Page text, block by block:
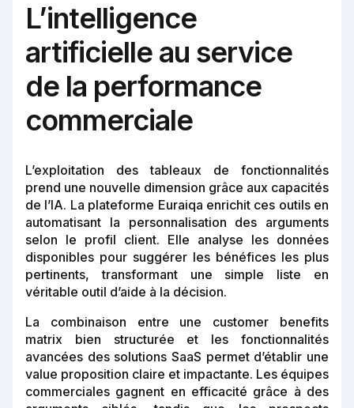
L’intelligence
artificielle au service
de la performance
commerciale
L’exploitation des tableaux de fonctionnalités
prend une nouvelle dimension grâce aux capacités
de l’IA. La plateforme Euraiqa enrichit ces outils en
automatisant la personnalisation des arguments
selon le profil client. Elle analyse les données
disponibles pour suggérer les bénéfices les plus
pertinents, transformant une simple liste en
véritable outil d’aide à la décision.
La combinaison entre une customer benefits
matrix bien structurée et les fonctionnalités
avancées des solutions SaaS permet d’établir une
value proposition claire et impactante. Les équipes
commerciales gagnent en efficacité grâce à des